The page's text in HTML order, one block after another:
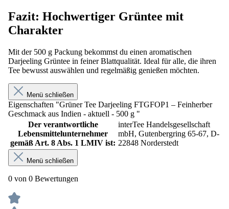
Fazit: Hochwertiger Grüntee mit
Charakter
Mit der 500 g Packung bekommst du einen aromatischen
Darjeeling Grüntee in feiner Blattqualität. Ideal für alle, die ihren
Tee bewusst auswählen und regelmäßig genießen möchten.
Menü schließen
Eigenschaften "Grüner Tee Darjeeling FTGFOP1 – Feinherber
Geschmack aus Indien - aktuell - 500 g "
Der verantwortliche
Lebensmittelunternehmer
gemäß Art. 8 Abs. 1 LMIV ist:
interTee Handelsgesellschaft
mbH, Gutenbergring 65-67, D-
22848 Norderstedt
Menü schließen
0 von 0 Bewertungen